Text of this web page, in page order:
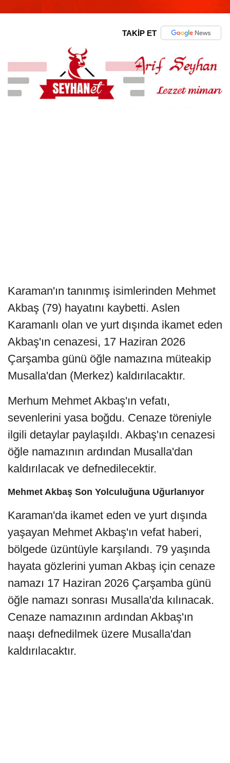
TAKİP ET
Karaman'ın tanınmış isimlerinden Mehmet
Akbaş (79) hayatını kaybetti. Aslen
Karamanlı olan ve yurt dışında ikamet eden
Akbaş'ın cenazesi, 17 Haziran 2026
Çarşamba günü öğle namazına müteakip
Musalla'dan (Merkez) kaldırılacaktır.
Merhum Mehmet Akbaş'ın vefatı,
sevenlerini yasa boğdu. Cenaze töreniyle
ilgili detaylar paylaşıldı. Akbaş'ın cenazesi
öğle namazının ardından Musalla'dan
kaldırılacak ve defnedilecektir.
Mehmet Akbaş Son Yolculuğuna Uğurlanıyor
Karaman'da ikamet eden ve yurt dışında
yaşayan Mehmet Akbaş'ın vefat haberi,
bölgede üzüntüyle karşılandı. 79 yaşında
hayata gözlerini yuman Akbaş için cenaze
namazı 17 Haziran 2026 Çarşamba günü
öğle namazı sonrası Musalla'da kılınacak.
Cenaze namazının ardından Akbaş'ın
naaşı defnedilmek üzere Musalla'dan
kaldırılacaktır.